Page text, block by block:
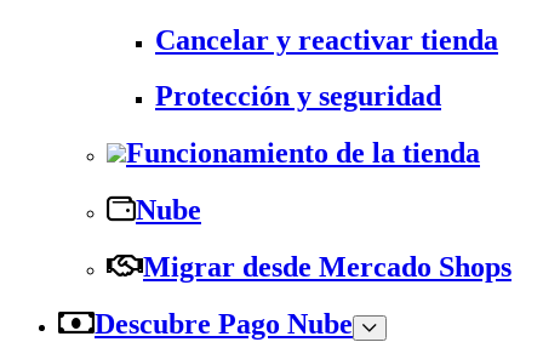
Cancelar y reactivar tienda
Protección y seguridad
Funcionamiento de la tienda
Nube
Migrar desde Mercado Shops
Descubre Pago Nube